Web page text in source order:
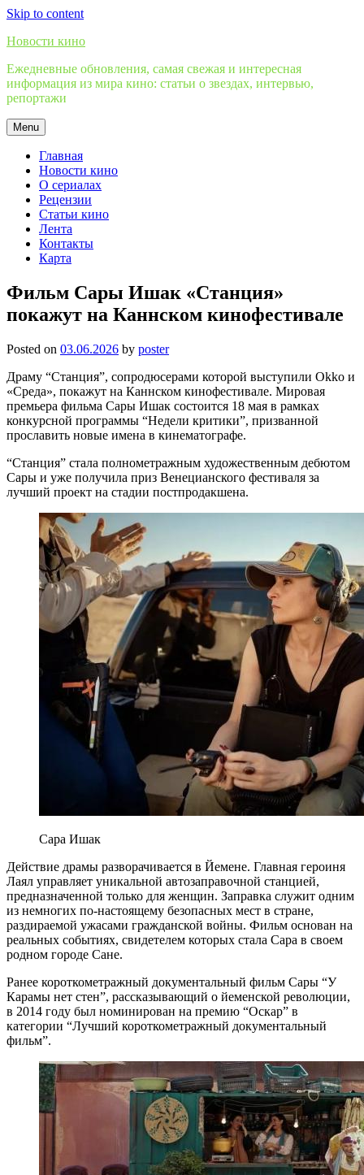
Skip to content
Новости кино
Ежедневные обновления, самая свежая и интересная
информация из мира кино: статьи о звездах, интервью,
репортажи
Menu
Главная
Новости кино
О сериалах
Рецензии
Статьи кино
Лента
Контакты
Карта
Фильм Сары Ишак «Станция»
покажут на Каннском кинофестивале
Posted on 03.06.2026 by poster
Драму “Станция”, сопродюсерами которой выступили Okko и
«Cреда», покажут на Каннском кинофестивале. Мировая
премьера фильма Сары Ишак состоится 18 мая в рамках
конкурсной программы “Недели критики”, призванной
прославить новые имена в кинематографе.
“Станция” стала полнометражным художественным дебютом
Сары и уже получила приз Венецианского фестиваля за
лучший проект на стадии постпродакшена.
Сара Ишак
Действие драмы разворачивается в Йемене. Главная героиня
Лаял управляет уникальной автозаправочной станцией,
предназначенной только для женщин. Заправка служит одним
из немногих по-настоящему безопасных мест в стране,
раздираемой ужасами гражданской войны. Фильм основан на
реальных событиях, свидетелем которых стала Сара в своем
родном городе Сане.
Ранее короткометражный документальный фильм Сары “У
Карамы нет стен”, рассказывающий о йеменской революции,
в 2014 году был номинирован на премию “Оскар” в
категории “Лучший короткометражный документальный
фильм”.